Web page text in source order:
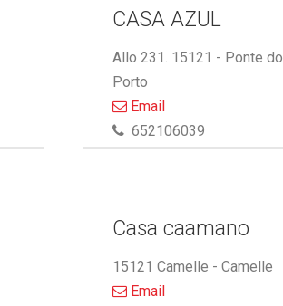
CASA AZUL
Allo 231. 15121 - Ponte do
Porto
Email
652106039
Casa caamano
15121 Camelle - Camelle
Email